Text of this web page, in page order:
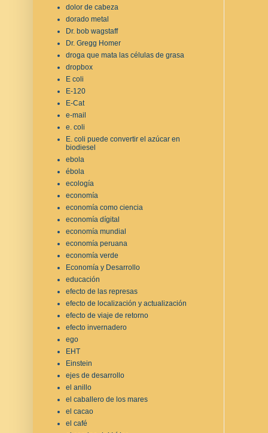
dolor de cabeza
dorado metal
Dr. bob wagstaff
Dr. Gregg Homer
droga que mata las células de grasa
dropbox
E coli
E-120
E-Cat
e-mail
e. coli
E. coli puede convertir el azúcar en
biodiesel
ebola
ébola
ecología
economía
economía como ciencia
economía dígital
economía mundial
economía peruana
economía verde
Economía y Desarrollo
educación
efecto de las represas
efecto de localización y actualización
efecto de viaje de retorno
efecto invernadero
ego
EHT
Einstein
ejes de desarrollo
el anillo
el caballero de los mares
el cacao
el café